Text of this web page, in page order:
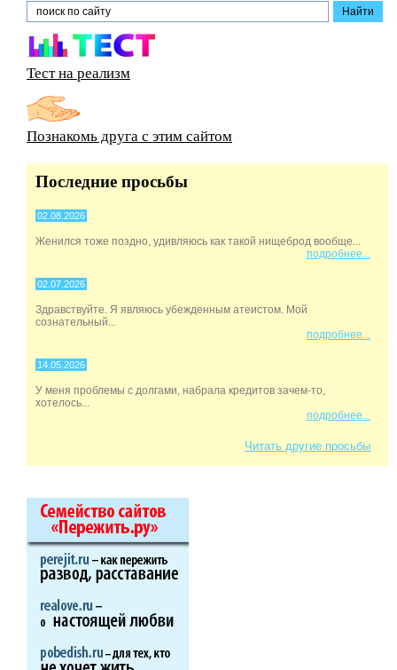
Тест на реализм
Познакомь друга с этим сайтом
Последние просьбы
02.08.2026
Женился тоже поздно, удивляюсь как такой нищеброд вообще...
подробнее...
02.07.2026
Здравствуйте. Я являюсь убежденным атеистом. Мой
сознательный...
подробнее...
14.05.2026
У меня проблемы с долгами, набрала кредитов зачем-то,
хотелось...
подробнее...
Читать другие просьбы